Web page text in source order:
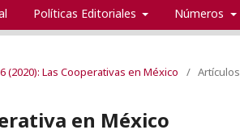
Políticas Editoriales Números
(2020): Las Cooperativas en México / Artículos
en México